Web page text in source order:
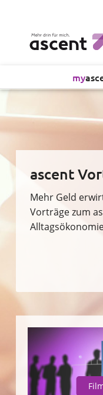
my
SparpotenzialCheck
ascent
Mehr Geld
Vorträge zum